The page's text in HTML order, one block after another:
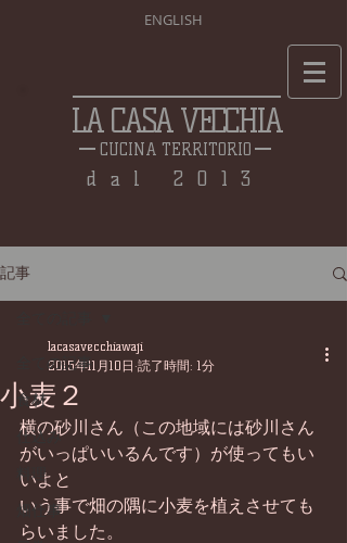
ENGLISH
LA CASA VECCHIA
CUCINA TERRITORIO
dal 2013
記事
全ての記事
食材
仕込み
料理
畑仕事
小麦２
lacasavecchiawaji
2015年11月10日 読了時間: 1分
横の砂川さん（この地域には砂川さん
がいっぱいいるんです）が使ってもい
いよと
いう事で畑の隅に小麦を植えさせても
らいました。